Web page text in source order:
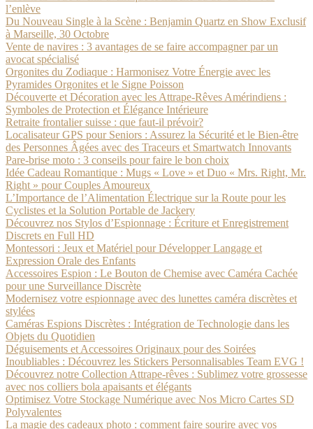
l’enlève
Du Nouveau Single à la Scène : Benjamin Quartz en Show Exclusif
à Marseille, 30 Octobre
Vente de navires : 3 avantages de se faire accompagner par un
avocat spécialisé
Orgonites du Zodiaque : Harmonisez Votre Énergie avec les
Pyramides Orgonites et le Signe Poisson
Découverte et Décoration avec les Attrape-Rêves Amérindiens :
Symboles de Protection et Élégance Intérieure
Retraite frontalier suisse : que faut-il prévoir?
Localisateur GPS pour Seniors : Assurez la Sécurité et le Bien-être
des Personnes Âgées avec des Traceurs et Smartwatch Innovants
Pare-brise moto : 3 conseils pour faire le bon choix
Idée Cadeau Romantique : Mugs « Love » et Duo « Mrs. Right, Mr.
Right » pour Couples Amoureux
L’Importance de l’Alimentation Électrique sur la Route pour les
Cyclistes et la Solution Portable de Jackery
Découvrez nos Stylos d’Espionnage : Écriture et Enregistrement
Discrets en Full HD
Montessori : Jeux et Matériel pour Développer Langage et
Expression Orale des Enfants
Accessoires Espion : Le Bouton de Chemise avec Caméra Cachée
pour une Surveillance Discrète
Modernisez votre espionnage avec des lunettes caméra discrètes et
stylées
Caméras Espions Discrètes : Intégration de Technologie dans les
Objets du Quotidien
Déguisements et Accessoires Originaux pour des Soirées
Inoubliables : Découvrez les Stickers Personnalisables Team EVG !
Découvrez notre Collection Attrape-rêves : Sublimez votre grossesse
avec nos colliers bola apaisants et élégants
Optimisez Votre Stockage Numérique avec Nos Micro Cartes SD
Polyvalentes
La magie des cadeaux photo : comment faire sourire avec vos